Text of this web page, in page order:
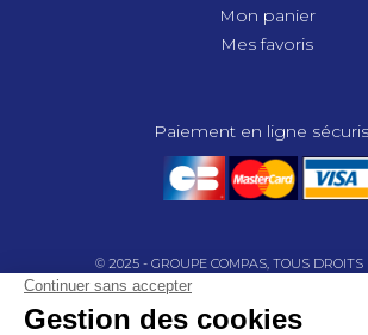
Mon panier
Mes favoris
Paiement en ligne
© 2025 - GROUPE COMPAS, TOUS DROITS
MENTIONS LÉGALES
GESTION DES COOKIES